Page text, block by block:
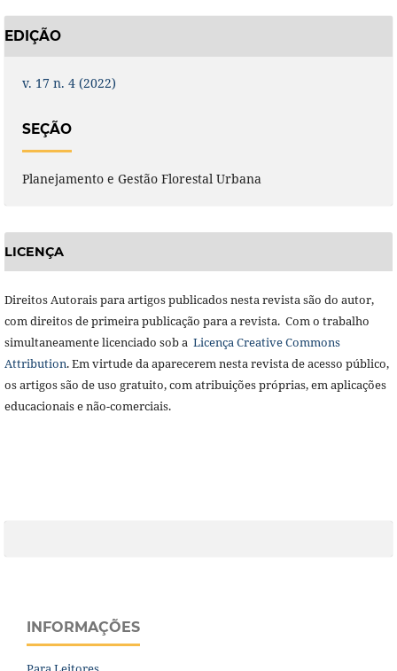
EDIÇÃO
v. 17 n. 4 (2022)
SEÇÃO
Planejamento e Gestão Florestal Urbana
LICENÇA
Direitos Autorais para artigos publicados nesta revista são do autor,
com direitos de primeira publicação para a revista. Com o trabalho
simultaneamente licenciado sob a Licença Creative Commons
Attribution. Em virtude da aparecerem nesta revista de acesso público,
os artigos são de uso gratuito, com atribuições próprias, em aplicações
educacionais e não-comerciais.
INFORMAÇÕES